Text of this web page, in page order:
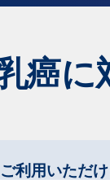
癌
利用いただ